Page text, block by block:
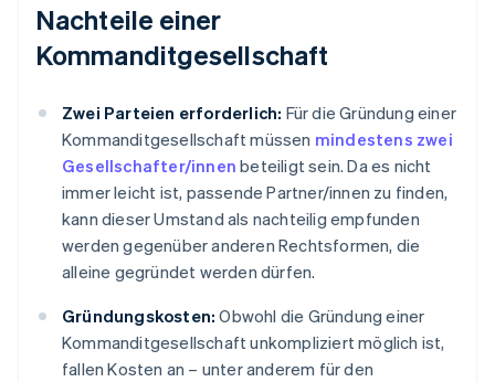
Nachteile einer
Kommanditgesellschaft
Zwei Parteien erforderlich: Für die Gründung einer
Kommanditgesellschaft müssen mindestens zwei
Gesellschafter/innen beteiligt sein. Da es nicht
immer leicht ist, passende Partner/innen zu finden,
kann dieser Umstand als nachteilig empfunden
werden gegenüber anderen Rechtsformen, die
alleine gegründet werden dürfen.
Gründungskosten: Obwohl die Gründung einer
Kommanditgesellschaft unkompliziert möglich ist,
fallen Kosten an – unter anderem für den